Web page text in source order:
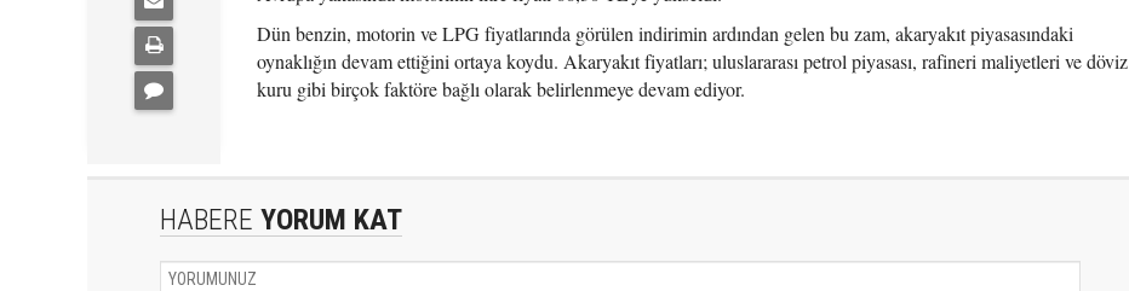
Dün benzin, motorin ve LPG fiyatlarında görülen indirimin ardından gelen bu zam, akaryakıt piyasasındaki
oynaklığın devam ettiğini ortaya koydu. Akaryakıt fiyatları; uluslararası petrol piyasası, rafineri maliyetleri ve döviz
kuru gibi birçok faktöre bağlı olarak belirlenmeye devam ediyor.
HABERE YORUM KAT